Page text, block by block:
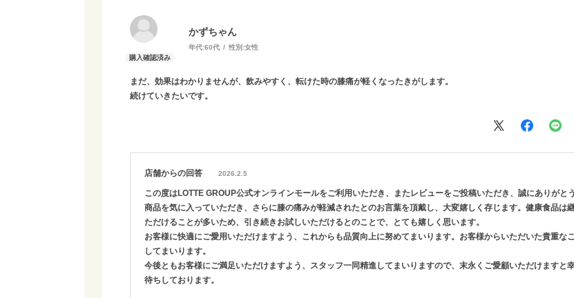
かずちゃん
年代:60代 性別:女性
まだ、効果はわかりませんが、飲みやすく、転けた時の膝痛が軽くなったきがします。
続けていきたいです。
店舗からの回答 2026.2.5
この度はLOTTE GROUP公式オンラインモールをご利用いただき、またレビューをご投稿いただき、誠にありがと
商品を気に入っていただき、さらに膝の痛みが軽減されたとのお言葉を頂戴し、大変嬉しく存じます。健康食品は
ただけることが多いため、引き続きお試しいただけるとのことで、とても嬉しく思います。
お客様に快適にご愛用いただけますよう、これからも品質向上に努めてまいります。お客様からいただいた貴重な
してまいります。
今後ともお客様にご満足いただけますよう、スタッフ一同精進してまいりますので、末永くご愛顧いただけますと
待ちしております。